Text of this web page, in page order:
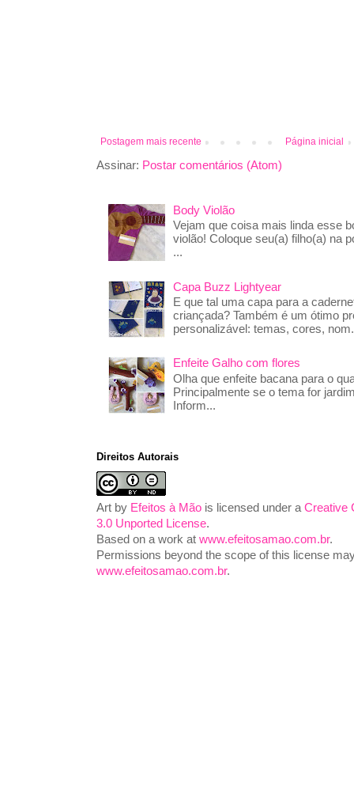
Postagem mais recente Página inicial
Assinar: Postar comentários (Atom)
Body Violão
Vejam que coisa mais linda esse
violão! Coloque seu(a) filho(a) na
...
Capa Buzz Lightyear
E que tal uma capa para a
criançada? Também é um ótimo
personalizável: temas, cores,
Enfeite Galho com flores
Olha que enfeite bacana para o
Principalmente se o tema for
Inform...
Direitos Autorais
Art by Efeitos à Mão is licensed under a Creative
3.0 Unported License.
Based on a work at www.efeitosamao.com.br.
Permissions beyond the scope of this license
www.efeitosamao.com.br.